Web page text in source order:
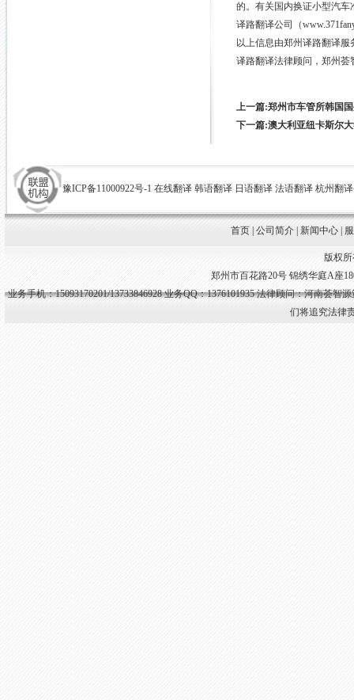
的。有关国内换证小型汽
译路翻译公司（
以上信息由郑州译路翻译
译路翻译法律顾问，郑州
上一篇:郑州市车管所韩国
下一篇:澳大利亚纽卡斯尔
豫ICP备11000922号-1 在线翻译 韩语翻译 日语翻译 法语翻译 杭州翻
首页 |公司简介 |新闻中心
版权
郑州市百花路20号 锦绣华庭A座
业务手机：15093170201/13733846928 业务QQ：1376101935法律顾问：河南荟智
们将追究法律